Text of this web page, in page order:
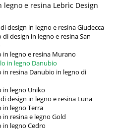
legno e resina Lebrìc Design
design in legno e resina Giudecca
di design in legno e resina San
in legno e resina Murano
in legno Danubio
in resina Danubio in legno di
in legno Uniko
design in legno e resina Luna
in legno Terra
in resina e legno Gold
in legno Cedro